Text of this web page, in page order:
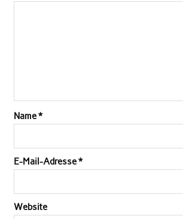
Name*
E-Mail-Adresse*
Website